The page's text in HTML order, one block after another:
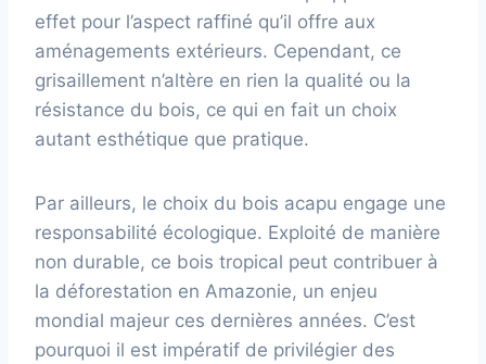
effet pour l’aspect raffiné qu’il offre aux
aménagements extérieurs. Cependant, ce
grisaillement n’altère en rien la qualité ou la
résistance du bois, ce qui en fait un choix
autant esthétique que pratique.
Par ailleurs, le choix du bois acapu engage une
responsabilité écologique. Exploité de manière
non durable, ce bois tropical peut contribuer à
la déforestation en Amazonie, un enjeu
mondial majeur ces dernières années. C’est
pourquoi il est impératif de privilégier des